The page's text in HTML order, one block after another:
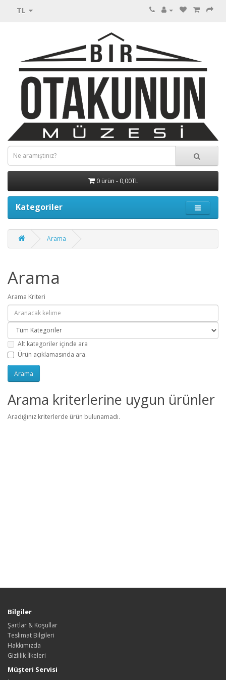
TL
0 ürün - 0,00TL
Kategoriler
Arama
Arama
Arama Kriteri
Alt kategoriler içinde ara
Ürün açıklamasında ara.
Arama kriterlerine uygun ürünler
Aradığınız kriterlerde ürün bulunamadı.
Bilgiler
Şartlar & Koşullar
Teslimat Bilgileri
Hakkımızda
Gizlilik İlkeleri
Müşteri Servisi